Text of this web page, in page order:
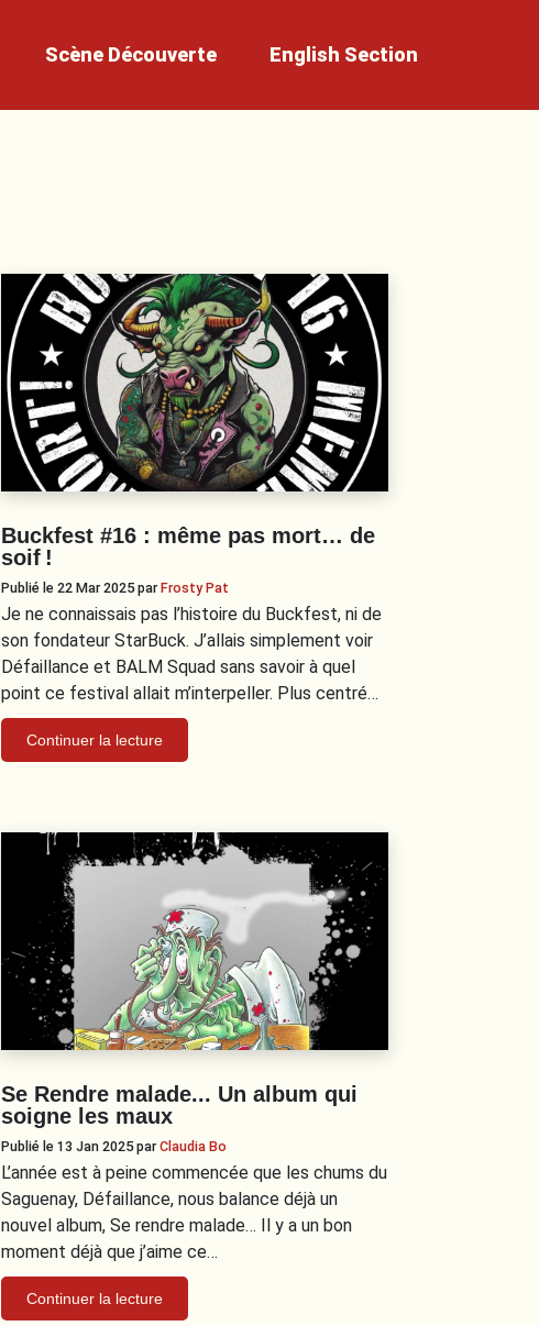
Scène Découverte English Section
Buckfest #16 : même pas mort… de
soif !
Publié le 22 Mar 2025parFrosty Pat
Je ne connaissais pas l’histoire du Buckfest, ni de
son fondateur StarBuck. J’allais simplement voir
Défaillance et BALM Squad sans savoir à quel
point ce festival allait m’interpeller. Plus centré…
Continuer la lecture
Se Rendre malade​.​.​. Un album qui
soigne les maux
Publié le 13 Jan 2025parClaudia Bo
L’année est à peine commencée que les chums du
Saguenay, Défaillance, nous balance déjà un
nouvel album, Se rendre malade… Il y a un bon
moment déjà que j’aime ce…
Continuer la lecture